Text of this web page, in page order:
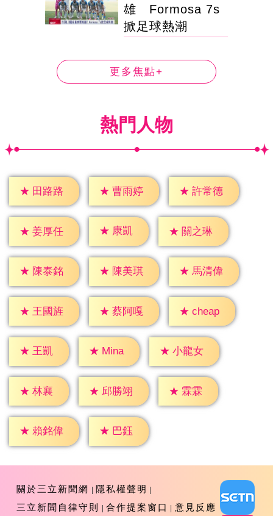
雄 Formosa 7s
掀足球熱潮
更多焦點+
熱門人物
★ 田路路 ★ 曹雨婷 ★ 許常德
★ 姜厚任 ★ 康凱 ★ 關之琳
★ 陳泰銘 ★ 陳美琪 ★ 馬清偉
★ 王國旌 ★ 蔡阿嘎 ★ cheap
★ 王凱 ★ Mina ★ 小龍女
★ 林襄 ★ 邱勝翊 ★ 霖霖
★ 賴銘偉 ★ 巴鈺
關於三立新聞網
隱私權聲明
三立新聞自律守則
合作提案窗口 意見反應